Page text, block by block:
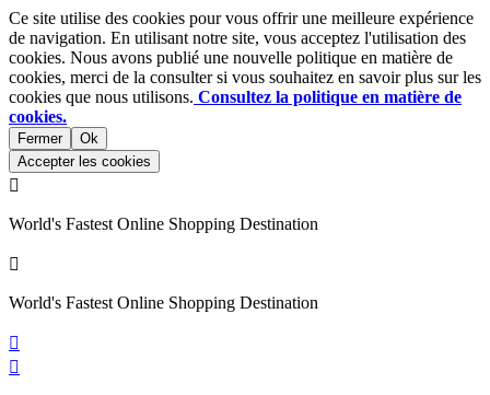
Ce site utilise des cookies pour vous offrir une meilleure expérience
de navigation. En utilisant notre site, vous acceptez l'utilisation des
cookies. Nous avons publié une nouvelle politique en matière de
cookies, merci de la consulter si vous souhaitez en savoir plus sur les
cookies que nous utilisons. Consultez la politique en matière de
cookies.
Fermer
Ok
Accepter les cookies

World's Fastest Online Shopping Destination

World's Fastest Online Shopping Destination

